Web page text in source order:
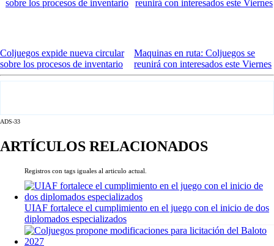
Coljuegos expide nueva circular
sobre los procesos de inventario
Maquinas en ruta: Coljuegos se
reunirá con interesados este Viernes
ADS-33
ARTÍCULOS RELACIONADOS
Registros con tags iguales al articulo actual.
UIAF fortalece el cumplimiento en el juego con el inicio de dos
diplomados especializados